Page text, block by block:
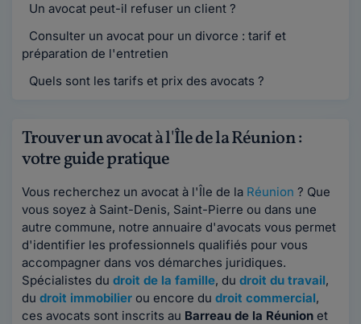
Un avocat peut-il refuser un client ?
Consulter un avocat pour un divorce : tarif et
préparation de l'entretien
Quels sont les tarifs et prix des avocats ?
Trouver un avocat à l'Île de la Réunion :
votre guide pratique
Vous recherchez un avocat à l'Île de la Réunion ? Que
vous soyez à Saint-Denis, Saint-Pierre ou dans une
autre commune, notre annuaire d'avocats vous permet
d'identifier les professionnels qualifiés pour vous
accompagner dans vos démarches juridiques.
Spécialistes du droit de la famille, du droit du travail,
du droit immobilier ou encore du droit commercial,
ces avocats sont inscrits au Barreau de la Réunion et